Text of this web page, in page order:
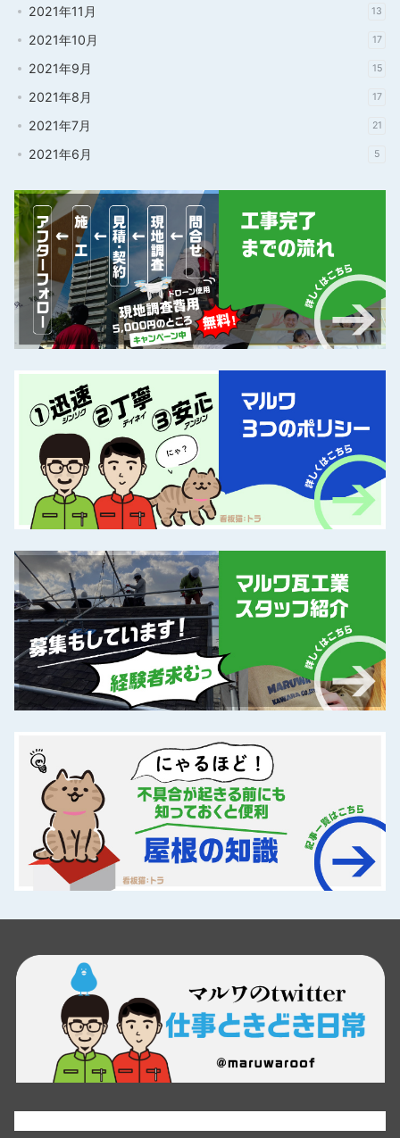
2021年11月 13
2021年10月 17
2021年9月 15
2021年8月 17
2021年7月 21
2021年6月 5